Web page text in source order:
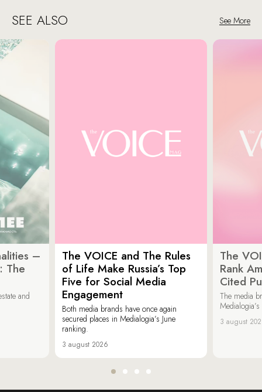
SEE ALSO See More
–
The
and
The VOICE and The Rules
of Life Make Russia’s Top
Five for Social Media
Engagement
Both media brands have once again
secured places in Medialogia’s June
ranking.
3 august 2026
The
Rank
Cited
The media
3 august